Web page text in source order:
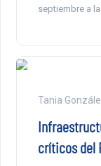
septiembre a
Tania
críticos del